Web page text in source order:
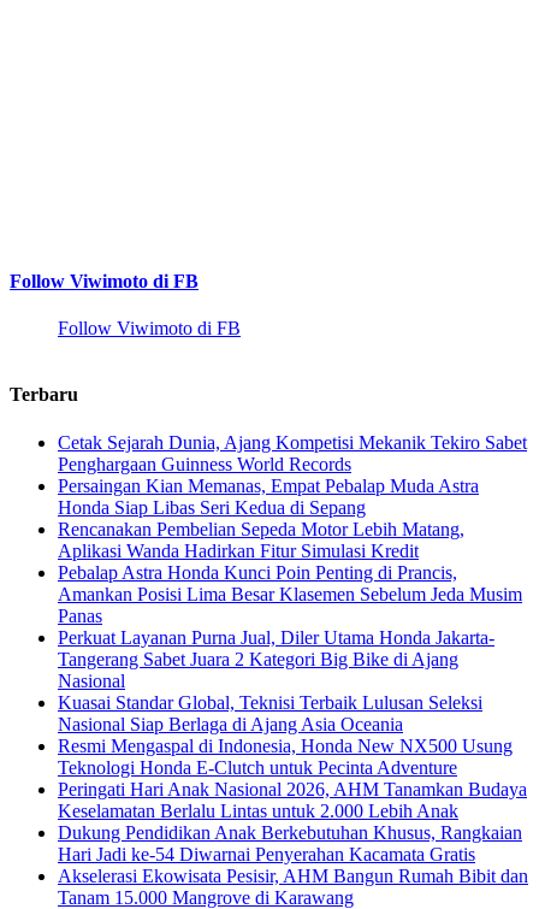
Follow Viwimoto di FB
Follow Viwimoto di FB
Terbaru
Cetak Sejarah Dunia, Ajang Kompetisi Mekanik Tekiro Sabet
Penghargaan Guinness World Records
Persaingan Kian Memanas, Empat Pebalap Muda Astra
Honda Siap Libas Seri Kedua di Sepang
Rencanakan Pembelian Sepeda Motor Lebih Matang,
Aplikasi Wanda Hadirkan Fitur Simulasi Kredit
Pebalap Astra Honda Kunci Poin Penting di Prancis,
Amankan Posisi Lima Besar Klasemen Sebelum Jeda Musim
Panas
Perkuat Layanan Purna Jual, Diler Utama Honda Jakarta-
Tangerang Sabet Juara 2 Kategori Big Bike di Ajang
Nasional
Kuasai Standar Global, Teknisi Terbaik Lulusan Seleksi
Nasional Siap Berlaga di Ajang Asia Oceania
Resmi Mengaspal di Indonesia, Honda New NX500 Usung
Teknologi Honda E-Clutch untuk Pecinta Adventure
Peringati Hari Anak Nasional 2026, AHM Tanamkan Budaya
Keselamatan Berlalu Lintas untuk 2.000 Lebih Anak
Dukung Pendidikan Anak Berkebutuhan Khusus, Rangkaian
Hari Jadi ke-54 Diwarnai Penyerahan Kacamata Gratis
Akselerasi Ekowisata Pesisir, AHM Bangun Rumah Bibit dan
Tanam 15.000 Mangrove di Karawang